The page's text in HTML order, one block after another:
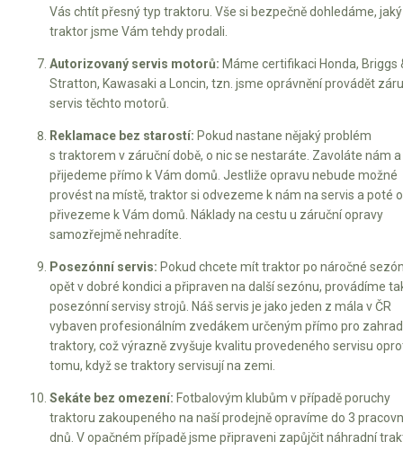
Vás chtít přesný typ traktoru. Vše si bezpečně dohledáme, jaký
traktor jsme Vám tehdy prodali.
Autorizovaný servis motorů: Máme certifikaci Honda, Briggs
Stratton, Kawasaki a Loncin, tzn. jsme oprávnění provádět
servis těchto motorů.
Reklamace bez starostí: Pokud nastane nějaký problém
s traktorem v záruční době, o nic se nestaráte. Zavoláte nám a
přijedeme přímo k Vám domů. Jestliže opravu nebude možné
provést na místě, traktor si odvezeme k nám na servis a poté
přivezeme k Vám domů. Náklady na cestu u záruční opravy
samozřejmě nehradíte.
Posezónní servis: Pokud chcete mít traktor po náročné
opět v dobré kondici a připraven na další sezónu, provádíme
posezónní servisy strojů. Náš servis je jako jeden z mála v ČR
vybaven profesionálním zvedákem určeným přímo pro
traktory, což výrazně zvyšuje kvalitu provedeného servisu
tomu, když se traktory servisují na zemi.
Sekáte bez omezení: Fotbalovým klubům v případě poruchy
traktoru zakoupeného na naší prodejně opravíme do 3
dnů. V opačném případě jsme připraveni zapůjčit náhradní